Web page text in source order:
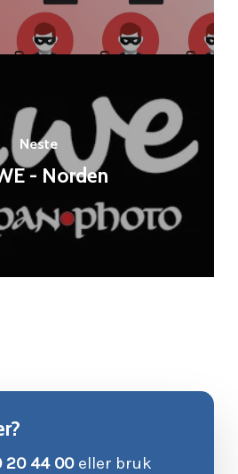
Neste
- Norden
20 44 00eller bruk